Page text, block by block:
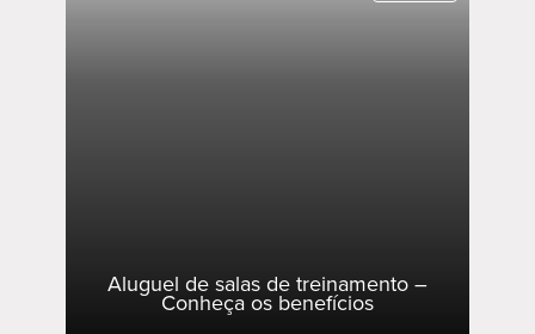
Aluguel de salas de treinamento –
Conheça os benefícios